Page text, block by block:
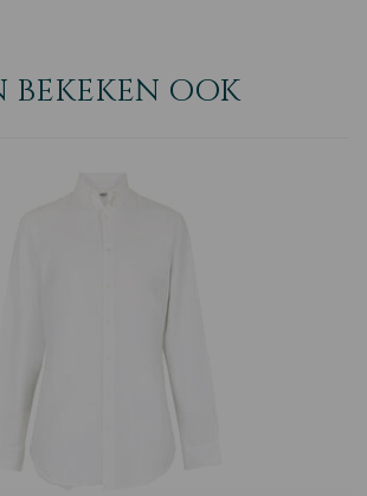
BEKEKEN OOK